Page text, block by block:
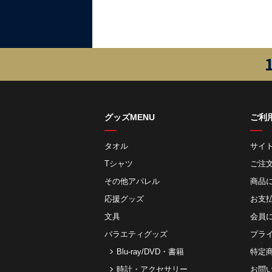
グッズMENU
タオル
Tシャツ
その他アパレル
応援グッズ
文具
バラエティグッズ
Blu-ray/DVD・書籍
時計・アクセサリー
ご利
サイ
ご注
商品
お⽀
会員
プラ
特定
お問